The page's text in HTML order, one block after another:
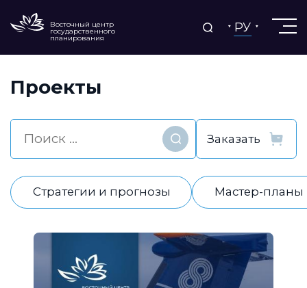
Восточный центр
государственного
планирования
РУ
Проекты
Найти
Стратегии и прогнозы Мастер-планы